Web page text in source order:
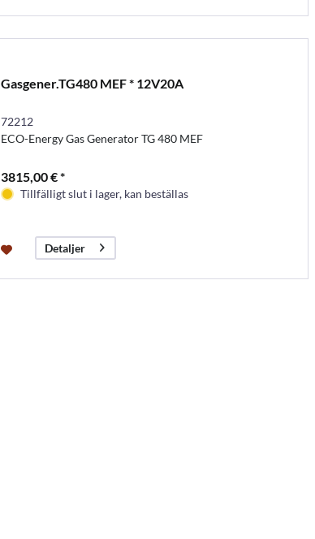
Gasgener.TG480 MEF * 12V20A
72212
ECO-Energy Gas Generator TG 480 MEF
3815,00 € *
Tillfälligt slut i lager, kan beställas
Detaljer